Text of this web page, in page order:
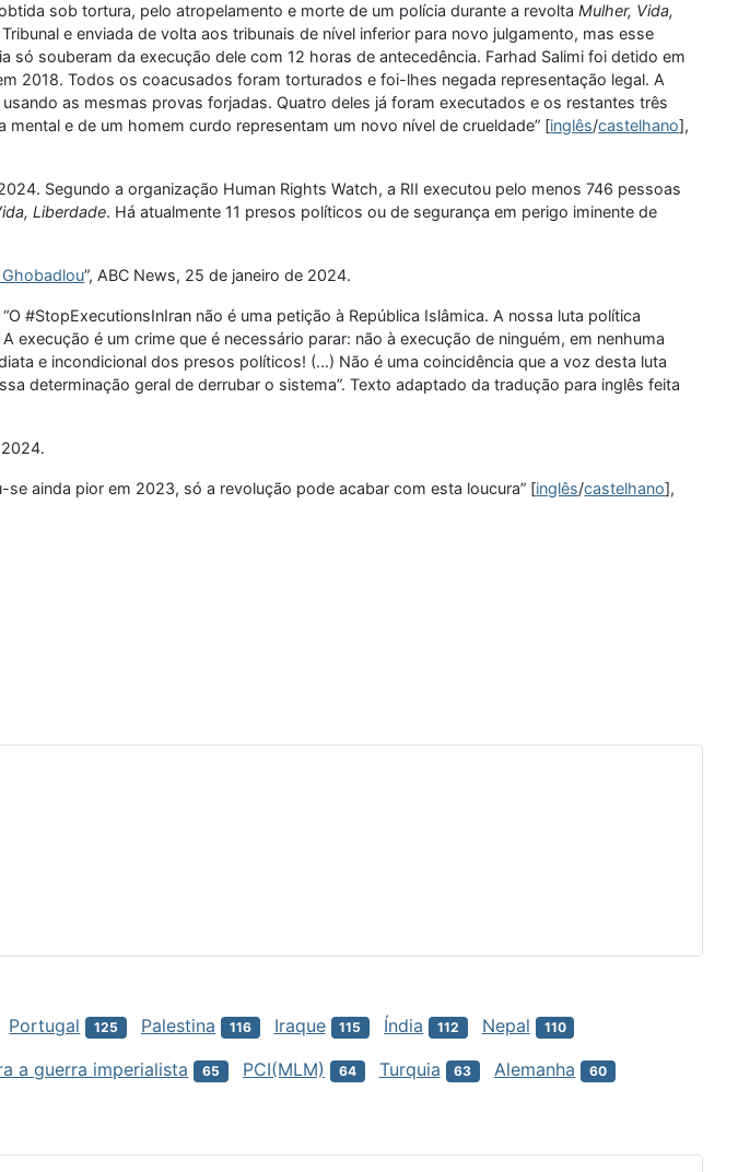
sob tortura, pelo atropelamento e morte de um polícia durante a revoltaMulher, Vida,
e enviada de volta aos tribunais de nível inferior para novo julgamento, mas esse
souberam da execução dele com 12 horas de antecedência. Farhad Salimi foi detido em
2018. Todos os coacusados foram torturados e foi-lhes negada representação legal. A
as mesmas provas forjadas. Quatro deles já foram executados e os restantes três
e de um homem curdo representam um novo nível de crueldade” [inglês/castelhano],
Segundo a organização Human Rights Watch, a RII executou pelo menos 746 pessoas
Liberdade. Há atualmente 11 presos políticos ou de segurança em perigo iminente de
”, ABC News, 25 de janeiro de 2024.
#StopExecutionsInIran não é uma petição à República Islâmica. A nossa luta política
é um crime que é necessário parar: não à execução de ninguém, em nenhuma
e incondicional dos presos políticos! (...) Não é uma coincidência que a voz desta luta
determinação geral de derrubar o sistema”. Texto adaptado da tradução para inglês feita
ainda pior em 2023, só a revolução pode acabar com esta loucura” [inglês/castelhano],
Portugal 125 Palestina 116 Iraque 115 Índia 112 Nepal 110
a guerra imperialista 65 PCI(MLM) 64 Turquia 63 Alemanha 60